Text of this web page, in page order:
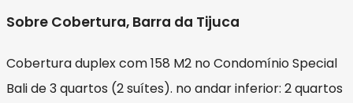
Sobre Cobertura, Barra da Tijuca
Cobertura duplex com 158 M2 no Condomínio Special
Bali de 3 quartos (2 suítes). no andar inferior: 2 quartos